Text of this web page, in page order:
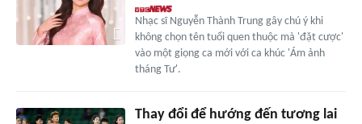
Nhạc sĩ Nguyễn Thành Trung gây chú ý khi
không chọn tên tuổi quen thuộc mà 'đặt cược'
vào một giọng ca mới với ca khúc 'Ám ảnh
tháng Tư'.
Thay đổi để hướng đến tương lai